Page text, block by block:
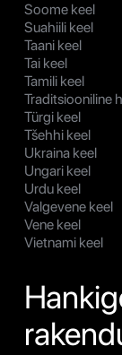
Soome keel
Suahiili keel
Taani keel
Tai keel
Tamili keel
Traditsiooniline
Türgi keel
Tšehhi keel
Ukraina keel
Ungari keel
Urdu keel
Valgevene keel
Vene keel
Vietnami keel